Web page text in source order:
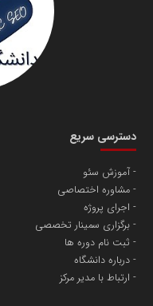
دانشگاه سئوی ایران
پایگاه اطلاع رسانی
آهن و فولاد غدیر ایرانیان
تامین آهن اسفنجی
مریم حاج نوروز نظری
مسعودصادقی
دسترسی سریع
آموزش سئو
مشاوره اختصاصی
اجرای پروژه
برگزاری سمینار تخصصی
ثبت نام دوره ها
درباره دانشگاه
ارتباط با مدیر مرکز